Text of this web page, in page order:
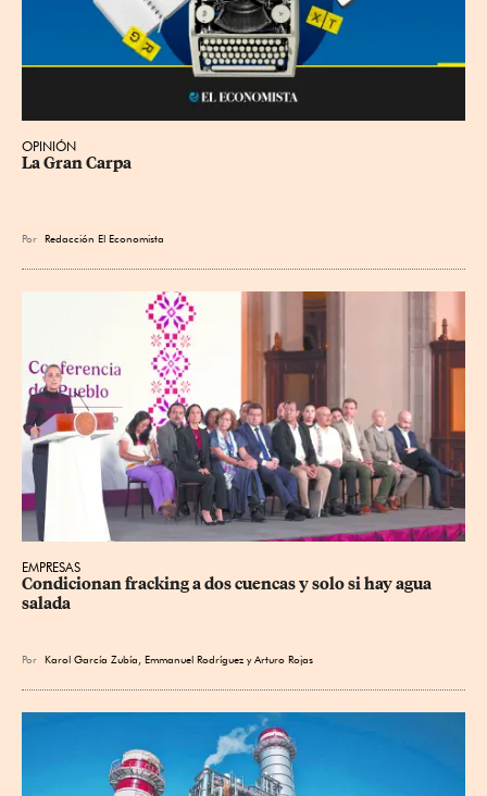
OPINIÓN
La Gran Carpa
Por Redacción El Economista
EMPRESAS
Condicionan fracking a dos cuencas y solo si hay agua
salada
Por Karol García Zubía Emmanuel Rodríguez yArturo Rojas